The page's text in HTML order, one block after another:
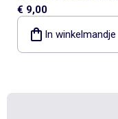
€ 9,00
In winkelmandje